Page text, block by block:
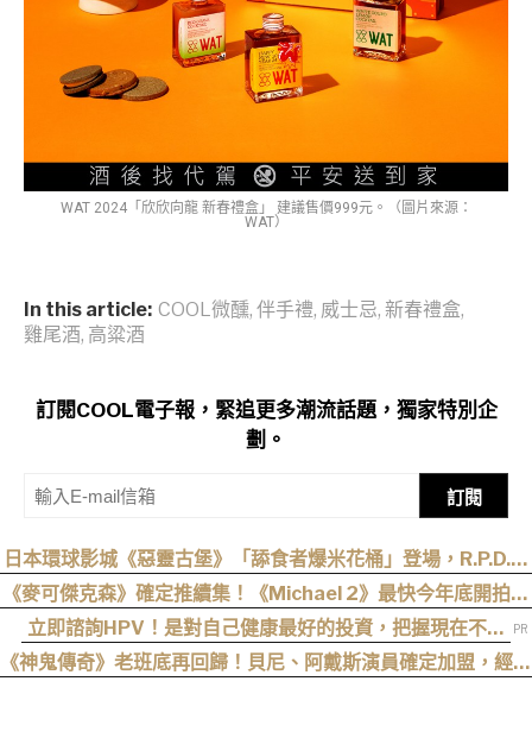
WAT 2024「欣欣向龍 新春禮盒」 建議售價999元。（圖片來源：
WAT）
In this article: COOL微醺, 伴手禮, 威士忌, 新春禮盒,
雞尾酒, 高粱酒
訂閱COOL電子報，緊追更多潮流話題，獨家特別企
劃。
訂閱
日本環球影城《惡靈古堡》「舔食者爆米花桶」登場，R.P.D.制
服周邊同步公開
《麥可傑克森》確定推續集！《Michael 2》最快今年底開拍、
上映時間曝光
立即諮詢HPV！是對自己健康最好的投資，把握現在不嫌
晚！
《神鬼傳奇》老班底再回歸！貝尼、阿戴斯演員確定加盟，經典